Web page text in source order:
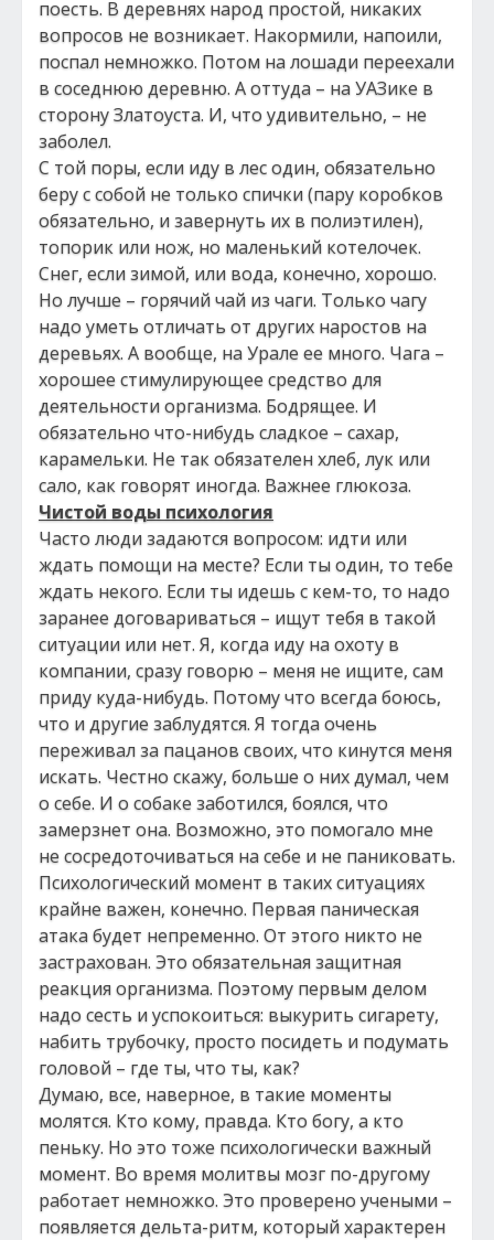
поесть. В деревнях народ простой, никаких
вопросов не возникает. Накормили, напоили,
поспал немножко. Потом на лошади переехали
в соседнюю деревню. А оттуда – на УАЗике в
сторону Златоуста. И, что удивительно, – не
заболел.
С той поры, если иду в лес один, обязательно
беру с собой не только спички (пару коробков
обязательно, и завернуть их в полиэтилен),
топорик или нож, но маленький котелочек.
Снег, если зимой, или вода, конечно, хорошо.
Но лучше – горячий чай из чаги. Только чагу
надо уметь отличать от других наростов на
деревьях. А вообще, на Урале ее много. Чага –
хорошее стимулирующее средство для
деятельности организма. Бодрящее. И
обязательно что-нибудь сладкое – сахар,
карамельки. Не так обязателен хлеб, лук или
сало, как говорят иногда. Важнее глюкоза.
Чистой воды психология
Часто люди задаются вопросом: идти или
ждать помощи на месте? Если ты один, то тебе
ждать некого. Если ты идешь с кем-то, то надо
заранее договариваться – ищут тебя в такой
ситуации или нет. Я, когда иду на охоту в
компании, сразу говорю – меня не ищите, сам
приду куда-нибудь. Потому что всегда боюсь,
что и другие заблудятся. Я тогда очень
переживал за пацанов своих, что кинутся меня
искать. Честно скажу, больше о них думал, чем
о себе. И о собаке заботился, боялся, что
замерзнет она. Возможно, это помогало мне
не сосредоточиваться на себе и не паниковать.
Психологический момент в таких ситуациях
крайне важен, конечно. Первая паническая
атака будет непременно. От этого никто не
застрахован. Это обязательная защитная
реакция организма. Поэтому первым делом
надо сесть и успокоиться: выкурить сигарету,
набить трубочку, просто посидеть и подумать
головой – где ты, что ты, как?
Думаю, все, наверное, в такие моменты
молятся. Кто кому, правда. Кто богу, а кто
пеньку. Но это тоже психологически важный
момент. Во время молитвы мозг по-другому
работает немножко. Это проверено учеными –
появляется дельта-ритм, который характерен